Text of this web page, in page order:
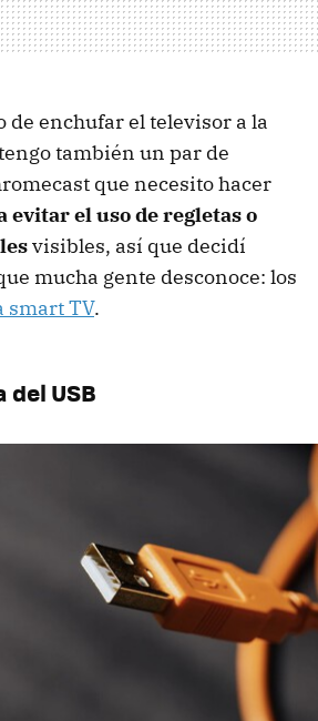
de enchufar el televisor a la
también un par de
que necesito hacer
evitar el uso de regletas o
visibles, así que decidí
mucha gente desconoce: los
smart TV.
USB